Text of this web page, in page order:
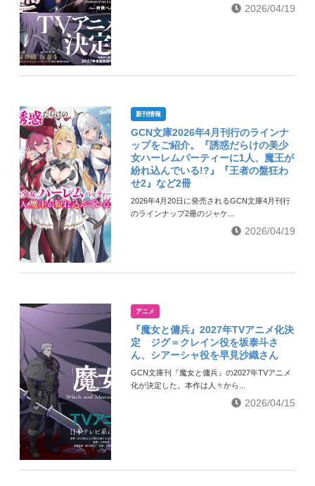
2026/04/19
新刊情報
GCN文庫2026年4月刊行のラインナ
ップをご紹介。『誘惑だらけの美少
女ハーレムパーティーに1人、魔王が
紛れ込んでいる!?』『王者の盤狂わ
せ2』など2冊
2026年4月20日に発売されるGCN文庫4月刊行
のラインナップ2冊のジャケ...
2026/04/19
アニメ
『魔女と傭兵』2027年TVアニメ化決
定 ジグ＝クレイン役を坂泰斗さ
ん、シアーシャ役を早見沙織さん
GCN文庫刊『魔女と傭兵』の2027年TVアニメ
化が決定した。本作は人々から...
2026/04/15